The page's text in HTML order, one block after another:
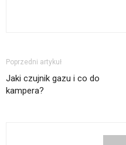
Poprzedni artykuł
Jaki czujnik gazu i co do
kampera?